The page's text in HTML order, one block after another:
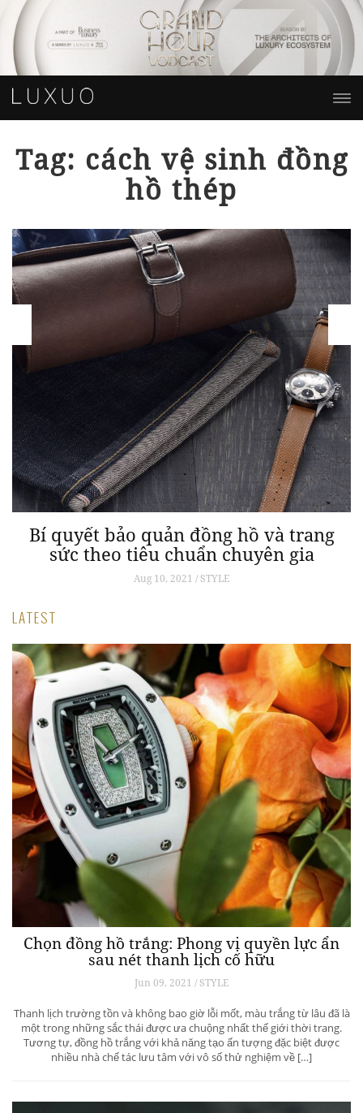
Tag: cách vệ sinh đồng
hồ thép
Bí quyết bảo quản đồng hồ và trang
sức theo tiêu chuẩn chuyên gia
Aug 10, 2021 / STYLE
LATEST
Chọn đồng hồ trắng: Phong vị quyền lực ẩn
sau nét thanh lịch cố hữu
Jun 09, 2021 / STYLE
Thanh lịch trường tồn và không bao giờ lỗi mốt, màu trắng từ lâu đã là
một trong những sắc thái được ưa chuộng nhất thế giới thời trang.
Tương tự, đồng hồ trắng với khả năng tạo ấn tượng đặc biệt được
nhiều nhà chế tác lưu tâm với vô số thử nghiệm về […]